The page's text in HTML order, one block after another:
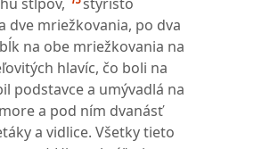
dve mriežkovania, po dva
na obe mriežkovania na
hlavíc, čo boli na
podstavce a umývadlá na
a pod ním dvanásť
a vidlice. Všetky tieto